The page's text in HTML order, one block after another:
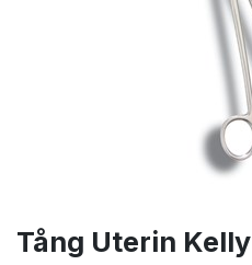
Tång Uterin Kelly